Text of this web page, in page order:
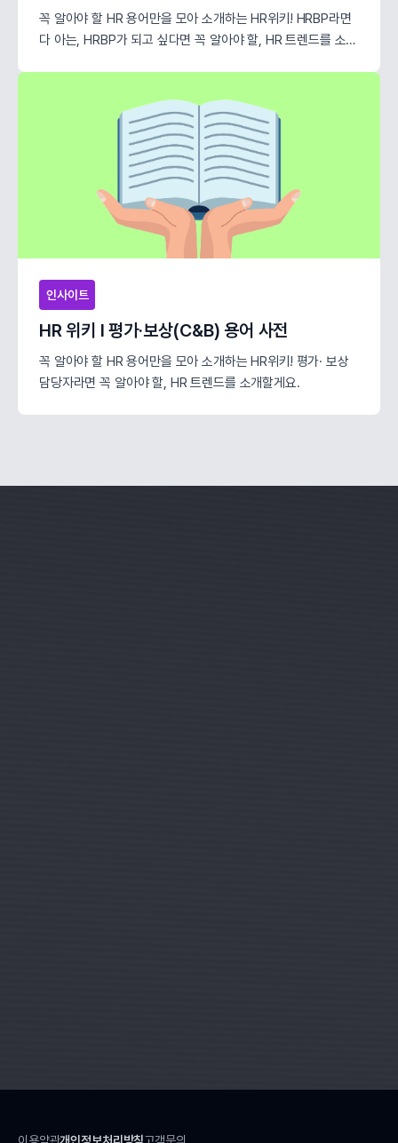
꼭 알아야 할 HR 용어만을 모아 소개하는 HR위키! HRBP라면
다 아는, HRBP가 되고 싶다면 꼭 알아야 할, HR 트렌드를 소개
인사이트
HR 위키 l 평가·보상(C&B) 용어 사전
꼭 알아야 할 HR 용어만을 모아 소개하는 HR위키! 평가· 보상
담당자라면 꼭 알아야 할, HR 트렌드를 소개할게요.